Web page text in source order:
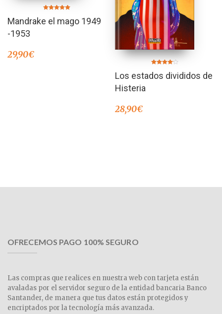
5.00
de 5
Mandrake el mago 1949
-1953
29,90€
en
4.00
Los estados divididos de
Histeria
28,90€
OFRECEMOS PAGO 100% SEGURO
Las compras que realices en nuestra web con tarjeta están
avaladas por el servidor seguro de la entidad bancaria Banco
Santander, de manera que tus datos están protegidos y
encriptados por la tecnología más avanzada.